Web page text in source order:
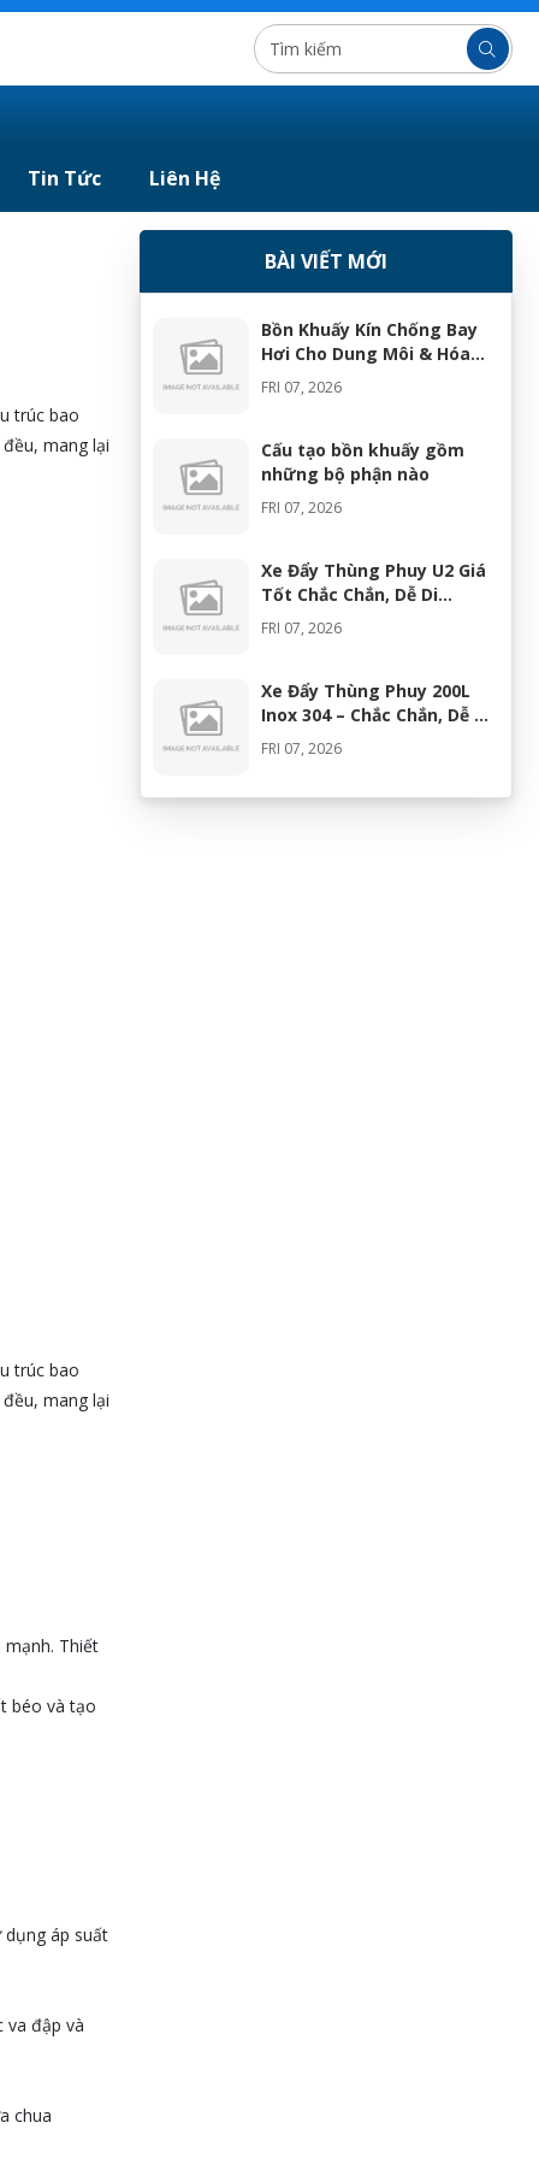
Tin Tức Liên Hệ
trúc bao
mang lại
trúc bao
mang lại
Thiết
béo và tạo
áp suất
va đập và
chua
BÀI VIẾT MỚI
Bồn Khuấy Kín Chống Bay
Hơi Cho Dung Môi & Hóa
Chất
FRI 07, 2026
Cấu tạo bồn khuấy gồm
những bộ phận nào
FRI 07, 2026
Xe Đẩy Thùng Phuy U2 Giá
Tốt Chắc Chắn, Dễ Di
Chuyển
FRI 07, 2026
Xe Đẩy Thùng Phuy 200L
Inox 304 – Chắc Chắn, Dễ Di
Chuyển, Giá Tốt
FRI 07, 2026